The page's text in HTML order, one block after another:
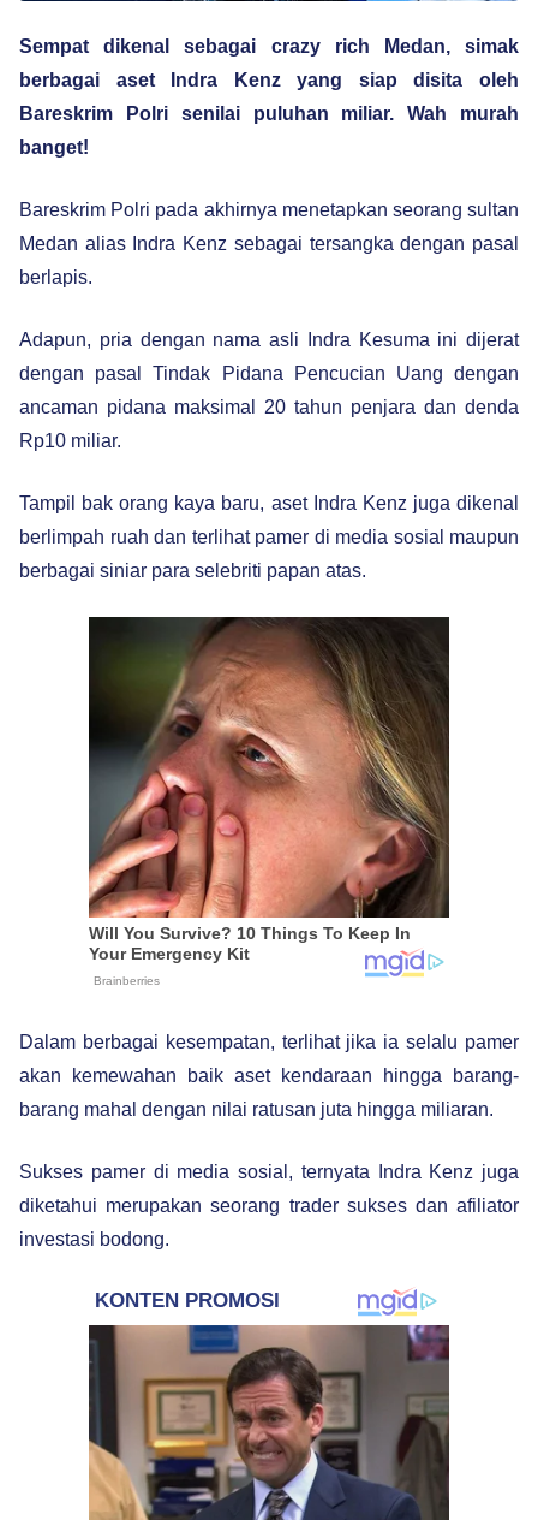
Sempat dikenal sebagai crazy rich Medan, simak
berbagai aset Indra Kenz yang siap disita oleh
Bareskrim Polri senilai puluhan miliar. Wah murah
banget!
Bareskrim Polri pada akhirnya menetapkan seorang sultan
Medan alias Indra Kenz sebagai tersangka dengan pasal
berlapis.
Adapun, pria dengan nama asli Indra Kesuma ini dijerat
dengan pasal Tindak Pidana Pencucian Uang dengan
ancaman pidana maksimal 20 tahun penjara dan denda
Rp10 miliar.
Tampil bak orang kaya baru, aset Indra Kenz juga dikenal
berlimpah ruah dan terlihat pamer di media sosial maupun
berbagai siniar para selebriti papan atas.
Dalam berbagai kesempatan, terlihat jika ia selalu pamer
akan kemewahan baik aset kendaraan hingga barang-
barang mahal dengan nilai ratusan juta hingga miliaran.
Sukses pamer di media sosial, ternyata Indra Kenz juga
diketahui merupakan seorang trader sukses dan afiliator
investasi bodong.